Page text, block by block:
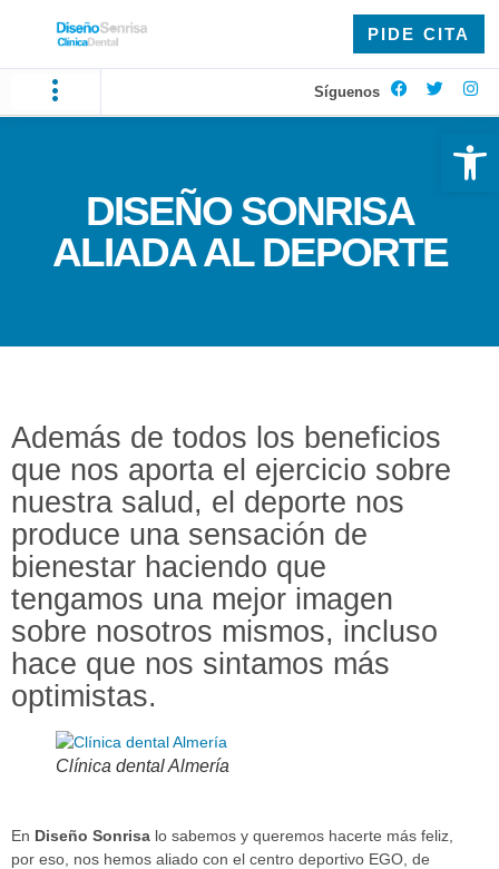
PIDE CITA
Síguenos
DISEÑO SONRISA
ALIADA AL DEPORTE
Además de todos los beneficios
que nos aporta el ejercicio sobre
nuestra salud, el deporte nos
produce una sensación de
bienestar haciendo que
tengamos una mejor imagen
sobre nosotros mismos, incluso
hace que nos sintamos más
optimistas.
Clínica dental Almería
En Diseño Sonrisa lo sabemos y queremos hacerte más feliz,
por eso, nos hemos aliado con el centro deportivo EGO, de